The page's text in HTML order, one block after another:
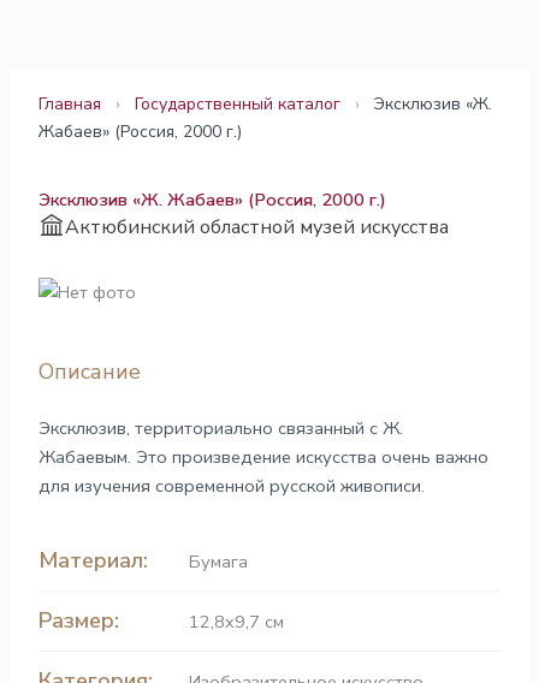
Главная › Государственный каталог ›
Эксклюзив «Ж.
Жабаев» (Россия, 2000 г.)
Эксклюзив «Ж. Жабаев» (Россия, 2000 г.)
Актюбинский областной музей искусства
Описание
Эксклюзив, территориально связанный с Ж.
Жабаевым. Это произведение искусства очень важно
для изучения современной русской живописи.
Материал: Бумага
Размер: 12,8x9,7 см